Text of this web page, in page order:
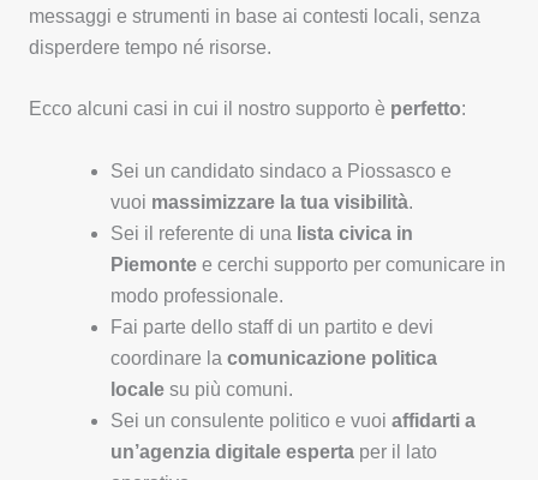
messaggi e strumenti in base ai contesti locali, senza
disperdere tempo né risorse.
Ecco alcuni casi in cui il nostro supporto è perfetto:
Sei un candidato sindaco a Piossasco e
vuoi massimizzare la tua visibilità.
Sei il referente di una lista civica in
Piemonte e cerchi supporto per comunicare in
modo professionale.
Fai parte dello staff di un partito e devi
coordinare la comunicazione politica
locale su più comuni.
Sei un consulente politico e vuoi affidarti a
un’agenzia digitale esperta per il lato